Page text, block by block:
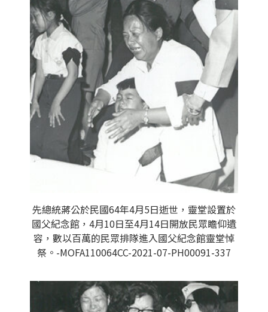
先總統蔣公於民國64年4月5日逝世，靈堂設置於
國父紀念館，4月10日至4月14日開放民眾瞻仰遺
容，數以百萬的民眾排隊進入國父紀念館靈堂悼
祭。-MOFA110064CC-2021-07-PH00091-337